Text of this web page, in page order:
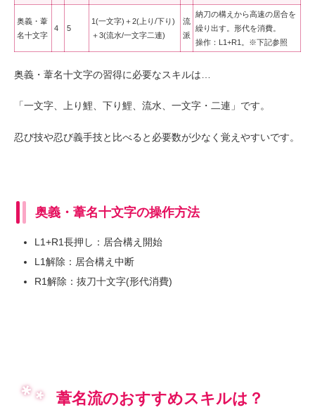
奥義・葦
名十文字
4 5
1(一文字)＋2(上り/下り)
＋3(流水/一文字二連)
流
派
納刀の構えから高速の居合を
繰り出す。形代を消費。
操作：L1+R1。※下記参照
奥義・葦名十文字の習得に必要なスキルは…
「一文字、上り鯉、下り鯉、流水、一文字・二連」です。
忍び技や忍び義手技と比べると必要数が少なく覚えやすいです。
奥義・葦名十文字の操作方法
L1+R1長押し：居合構え開始
L1解除：居合構え中断
R1解除：抜刀十文字(形代消費)
葦名流のおすすめスキルは？